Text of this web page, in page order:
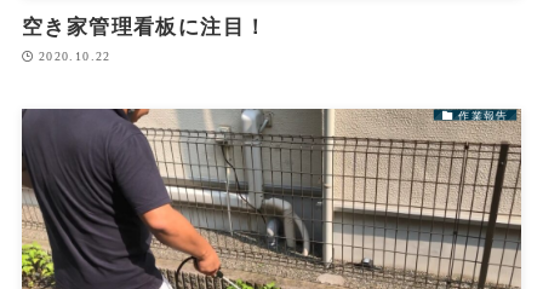
空き家管理看板に注目！
2020.10.22
作業報告